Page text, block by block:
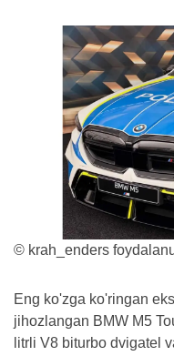
© krah_enders
Eng ko'zga ko'ringan
jihozlangan BMW M5
litrli V8 biturbo dvigatel